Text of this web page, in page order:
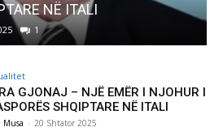
Rome- Shtator 2025
0
GJONAJ – NJË EMËR I NJOHUR I
SHQIPTARE NË ITALI
Musa - 20 Shtator 2025